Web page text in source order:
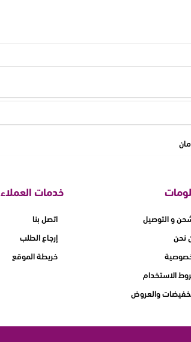
و التوصيل
نحن
الاستخدام
والعروض
خدمات العملاء
اتصل بنا
إرجاع الطلب
خريطة الموقع